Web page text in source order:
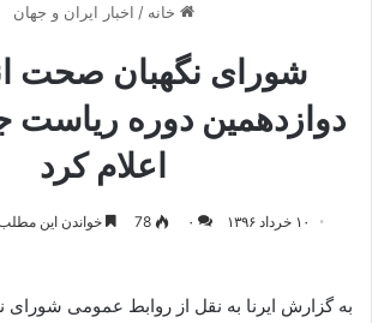
خانه / اخبار ایران و جهان
شورای نگهبان صحت
دوازدهمین دوره ریاست
اعلام کرد
۱۰ خرداد ۱۳۹۶ ۰ 78 خواندن این مطلب 4 دقیقه زمان
به گزارش ایرنا به نقل از روابط عمومی شورای